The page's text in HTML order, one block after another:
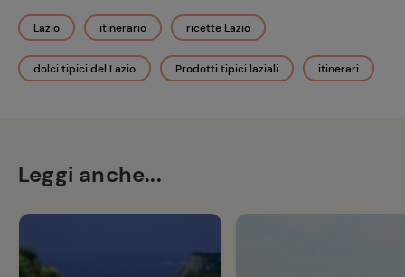
Lazio itinerario ricette Lazio
dolci tipici del Lazio Prodotti tipici laziali itinerari
Leggi anche...